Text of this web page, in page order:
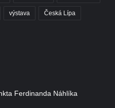
výstava Česká Lípa
Ferdinanda Náhlíka